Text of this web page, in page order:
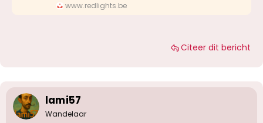
www.redlights.be
Citeer dit bericht
lami57
Wandelaar